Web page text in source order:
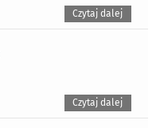
Czytaj dalej
Czytaj dalej